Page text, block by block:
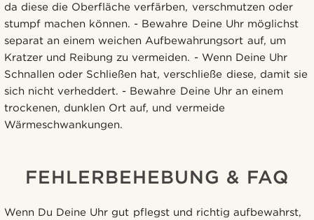
da diese die Oberfläche verfärben, verschmutzen oder
stumpf machen können. - Bewahre Deine Uhr möglichst
separat an einem weichen Aufbewahrungsort auf, um
Kratzer und Reibung zu vermeiden. - Wenn Deine Uhr
Schnallen oder Schließen hat, verschließe diese, damit sie
sich nicht verheddert. - Bewahre Deine Uhr an einem
trockenen, dunklen Ort auf, und vermeide
Wärmeschwankungen.
FEHLERBEHEBUNG & FAQ
Wenn Du Deine Uhr gut pflegst und richtig aufbewahrst,